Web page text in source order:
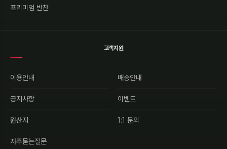
프리미엄 반찬
고객지원
이용안내 배송안내
공지사항 이벤트
원산지 1:1 문의
자주묻는질문